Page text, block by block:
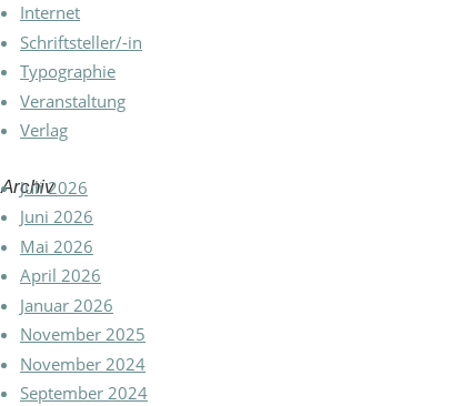
Internet
Schriftsteller/-in
Typographie
Veranstaltung
Verlag
Archiv
Juli 2026
Juni 2026
Mai 2026
April 2026
Januar 2026
November 2025
November 2024
September 2024